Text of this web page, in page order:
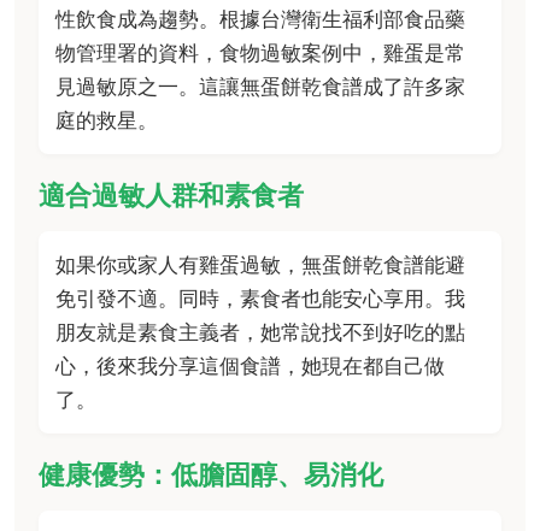
性飲食成為趨勢。根據台灣衛生福利部食品藥
物管理署的資料，食物過敏案例中，雞蛋是常
見過敏原之一。這讓無蛋餅乾食譜成了許多家
庭的救星。
適合過敏人群和素食者
如果你或家人有雞蛋過敏，無蛋餅乾食譜能避
免引發不適。同時，素食者也能安心享用。我
朋友就是素食主義者，她常說找不到好吃的點
心，後來我分享這個食譜，她現在都自己做
了。
健康優勢：低膽固醇、易消化